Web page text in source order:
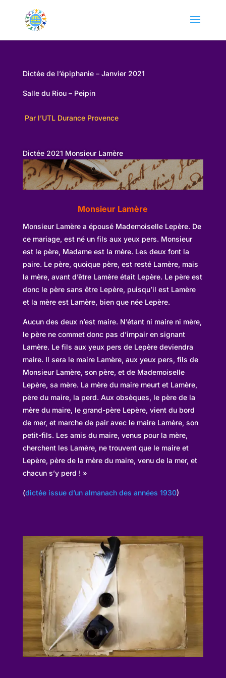
Dictée de l’épiphanie – Janvier 2021
Salle du Riou – Peipin
Par l’UTL Durance Provence
Dictée 2021 Monsieur Lamère
Monsieur Lamère
Monsieur Lamère a épousé Mademoiselle Lepère. De
ce mariage, est né un fils aux yeux pers. Monsieur
est le père, Madame est la mère. Les deux font la
paire. Le père, quoique père, est resté Lamère, mais
la mère, avant d’être Lamère était Lepère. Le père est
donc le père sans être Lepère, puisqu’il est Lamère
et la mère est Lamère, bien que née Lepère.
Aucun des deux n’est maire. N’étant ni maire ni mère,
le père ne commet donc pas d’impair en signant
Lamère. Le fils aux yeux pers de Lepère deviendra
maire. Il sera le maire Lamère, aux yeux pers, fils de
Monsieur Lamère, son père, et de Mademoiselle
Lepère, sa mère. La mère du maire meurt et Lamère,
père du maire, la perd. Aux obsèques, le père de la
mère du maire, le grand-père Lepère, vient du bord
de mer, et marche de pair avec le maire Lamère, son
petit-fils. Les amis du maire, venus pour la mère,
cherchent les Lamère, ne trouvent que le maire et
Lepère, père de la mère du maire, venu de la mer, et
chacun s’y perd ! »
(dictée issue d’un almanach des années 1930)